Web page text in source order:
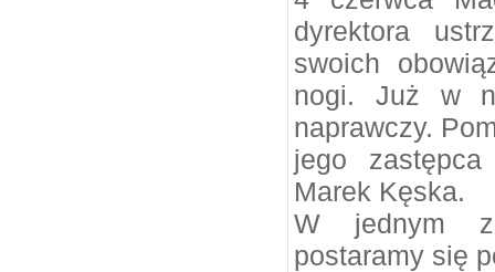
dyrektora
swoich
nogi. Już w
naprawczy.
jego
Marek Kęska.
W jednym z
postaramy się